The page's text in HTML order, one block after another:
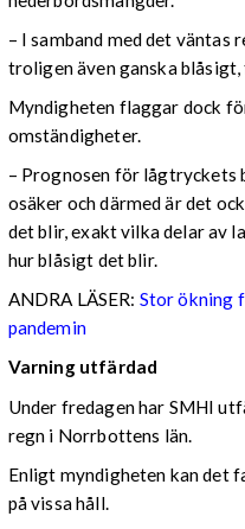
– I samband med det väntas
troligen även ganska
Myndigheten flaggar dock
omständigheter.
– Prognosen för lågtryckets
osäker och därmed är det
det blir, exakt vilka delar av
hur blåsigt det blir.
ANDRA LÄSER: Stor ökning
pandemin
Varning utfärdad
Under fredagen har SMHI
regn i Norrbottens län.
Enligt myndigheten kan det
på vissa håll.